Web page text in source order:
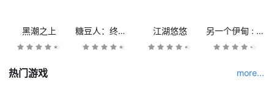
黑潮之上 糖豆人：终极淘汰赛 江湖悠悠 另一个伊甸 : 超越时空的猫
热门游戏 more...